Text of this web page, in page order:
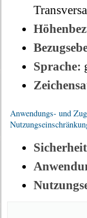
Sprache:
Anwendungs- und